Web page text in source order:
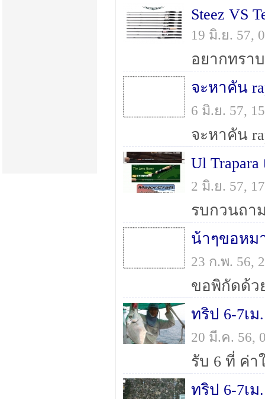
Steez VS
19 มิ.ย. 57,
จะหาคัน
6 มิ.ย. 57,
Ul
2 มิ.ย. 57,
23 ก.พ. 56,
ขอพิกัดด้ว
20 มี.ค. 56,
ทริป 6-7เ